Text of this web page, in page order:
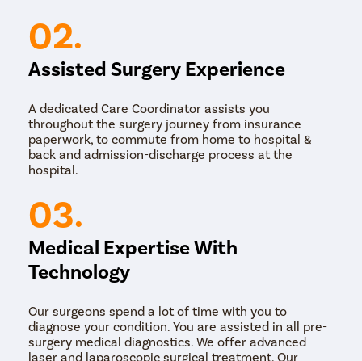
02.
Assisted Surgery Experience
A dedicated Care Coordinator assists you
throughout the surgery journey from insurance
paperwork, to commute from home to hospital &
back and admission-discharge process at the
hospital.
03.
Medical Expertise With
Technology
Our surgeons spend a lot of time with you to
diagnose your condition. You are assisted in all pre-
surgery medical diagnostics. We offer advanced
laser and laparoscopic surgical treatment. Our